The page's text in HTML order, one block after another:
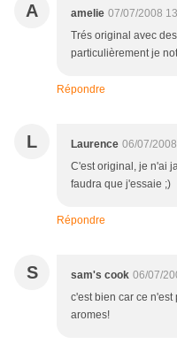
A amelie 07/07/2008
Trés original avec
particulièrement je
Répondre
L Laurence 06/07/
C'est original, je n'ai
faudra que j'essaie ;)
Répondre
S sam's cook 06/07/
c'est bien car ce
aromes!